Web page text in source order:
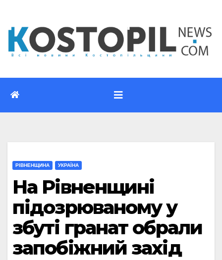
вмісту
РІВНЕНЩИНА УКРАЇНА
На Рівненщині
підозрюваному у
збуті гранат обрали
запобіжний захід